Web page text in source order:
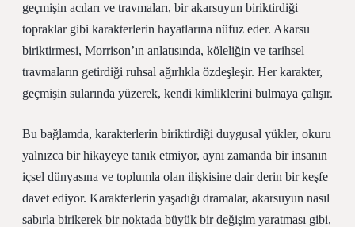
geçmişin acıları ve travmaları, bir akarsuyun biriktirdiği
topraklar gibi karakterlerin hayatlarına nüfuz eder. Akarsu
biriktirmesi, Morrison’ın anlatısında, köleliğin ve tarihsel
travmaların getirdiği ruhsal ağırlıkla özdeşleşir. Her karakter,
geçmişin sularında yüzerek, kendi kimliklerini bulmaya çalışır.
Bu bağlamda, karakterlerin biriktirdiği duygusal yükler, okuru
yalnızca bir hikayeye tanık etmiyor, aynı zamanda bir insanın
içsel dünyasına ve toplumla olan ilişkisine dair derin bir keşfe
davet ediyor. Karakterlerin yaşadığı dramalar, akarsuyun nasıl
sabırla birikerek bir noktada büyük bir değişim yaratması gibi,